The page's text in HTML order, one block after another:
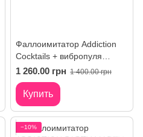
Фаллоимитатор Addiction
Cocktails + вибропуля
Power Bullet, розовый
1 260.00 грн 1 400.00 грн
Купить
−10%